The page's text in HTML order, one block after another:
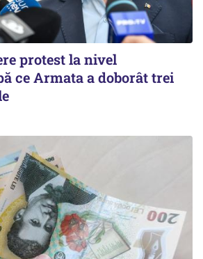
protest la nivel
ce Armata a doborât trei